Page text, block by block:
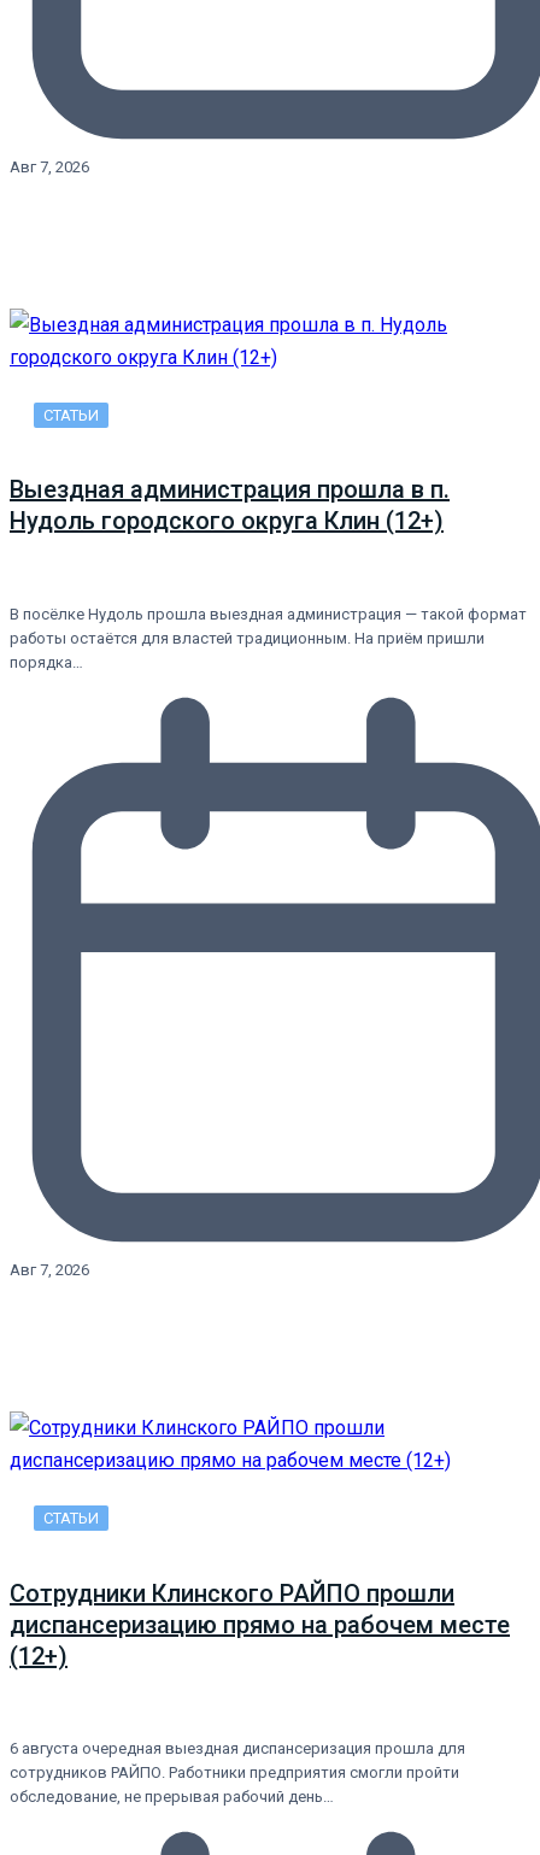
Авг 7, 2026
СТАТЬИ
Выездная администрация прошла в п.
Нудоль городского округа Клин (12+)
В посёлке Нудоль прошла выездная администрация — такой формат
работы остаётся для властей традиционным. На приём пришли
порядка…
Авг 7, 2026
СТАТЬИ
Сотрудники Клинского РАЙПО прошли
диспансеризацию прямо на рабочем месте
(12+)
6 августа очередная выездная диспансеризация прошла для
сотрудников РАЙПО. Работники предприятия смогли пройти
обследование, не прерывая рабочий день…